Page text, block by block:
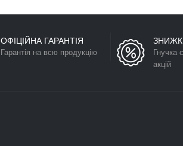
ОФІЦІЙНА ГАРАНТІЯ
Гарантія на всю продукцію
Гнучка
акцій